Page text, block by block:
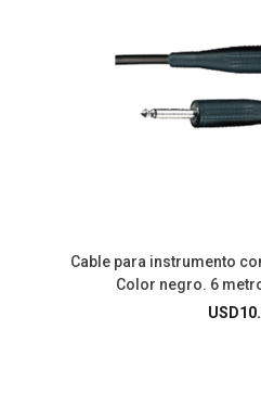
Cable para instrumento
Color negro. 6
USD